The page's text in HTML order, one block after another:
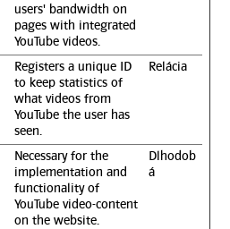
users' bandwidth on
pages with integrated
YouTube videos.
Registers a unique ID
to keep statistics of
what videos from
YouTube the user has
seen.
Relácia
Necessary for the
implementation and
functionality of
YouTube video-content
on the website.
Dlhodob
á